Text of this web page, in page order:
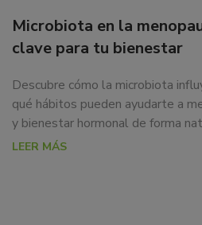
Microbiota en la
clave para tu bienestar
Descubre cómo la microbiota
qué hábitos pueden ayudarte a
y bienestar hormonal de forma
LEER MÁS